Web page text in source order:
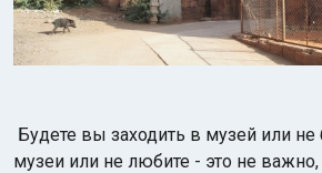
Будете вы заходить в музей или
музеи или не любите - это не